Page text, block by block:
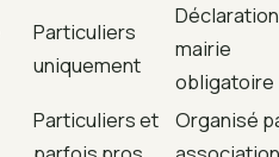
Particuliers
uniquement
mairie
obligatoire
Particuliers et
Organisé